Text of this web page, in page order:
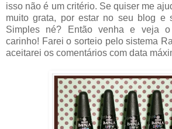
isso não é um critério. Se quiser me
muito grata, por estar no seu blog e
Simples né? Então venha e veja
carinho! Farei o sorteio pelo sistema
aceitarei os comentários com data